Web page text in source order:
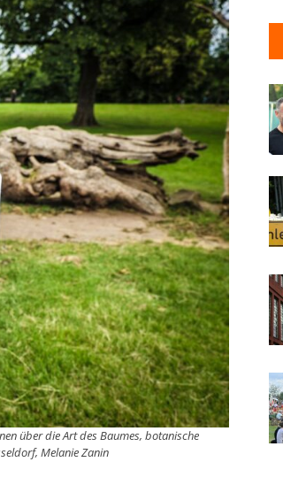
über die Art des Baumes, botanische
Melanie Zanin